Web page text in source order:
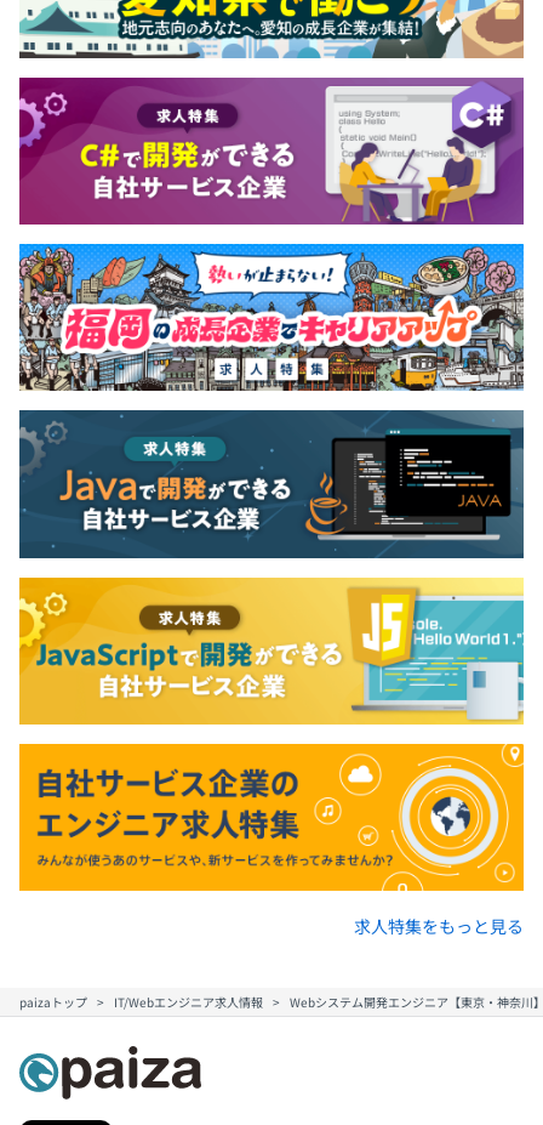
求人特集をもっと見る
paizaトップ IT/Webエンジニア求人情報 Webシステム開発エンジニア【東京・神奈